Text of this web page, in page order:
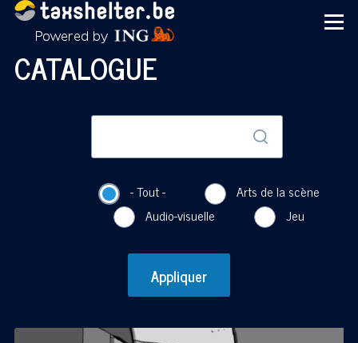
Aller au contenu principal
Menu
CATALOGUE
- Tout -
Arts de la scène
Audio-visuelle
Jeu